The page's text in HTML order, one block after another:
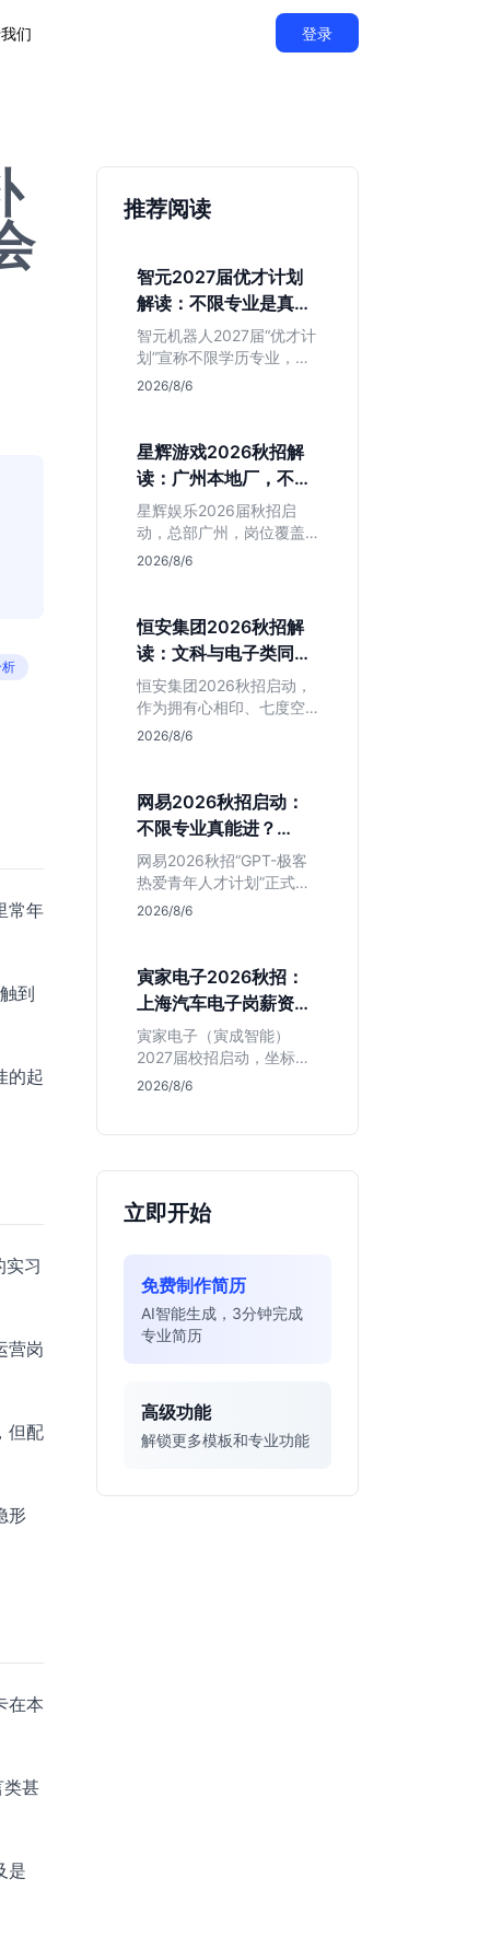
们 登录
常年
到
的起
实习
营岗
但配
形
在本
类甚
是
推荐阅读
智元2027届优才计划
解读：不限专业是真的
吗？
智元机器人2027届“优才计
划”宣称不限学历专业，实
则聚焦具身智能顶尖人
真等核心方向，帮你判断
是否值得投递及如何准备
硬核项目。
2026/8/6
星辉游戏2026秋招解
读：广州本地厂，不限
专业但薪资面议
星辉娱乐2026届秋招启
动，总部广州，岗位覆盖
技术、美术、策划。PHP
想接触项目全流程的应届
生，追求大厂光环者慎
投。
2026/8/6
恒安集团2026秋招解
读：文科与电子类同学
的稳妥选择？
恒安集团2026秋招启动，
作为拥有心相印、七度空
间等国民品牌的快消巨
生项目，明确文商科主攻
品牌营销、理工科侧重技
术支持的岗位逻辑，客观
分析传统制造业薪资平稳
但平台扎实的特点，助应
届生快速判断投递价值。
2026/8/6
网易2026秋招启动：
不限专业真能进？
GPT-极客计划解读
网易2026秋招“GPT-极客
热爱青年人才计划”正式开
启，主打不限专业与学
划、算法），分析非科班
同学的投递机会与真实门
槛，帮你判断是否值得
投。
2026/8/6
寅家电子2026秋招：
上海汽车电子岗薪资与
岗位全解析
寅家电子（寅成智能）
2027届校招启动，坐标上
海。本文解析百人规模汽
成长路径，助你判断是否
2026/8/6
立即开始
免费制作简历
AI智能生成，3分钟完成
专业简历
高级功能
解锁更多模板和专业功能